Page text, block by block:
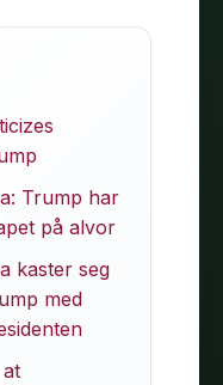
Trump har
på alvor
kaster seg
med